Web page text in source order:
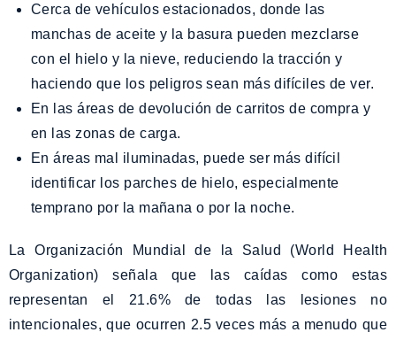
Cerca de vehículos estacionados, donde las
manchas de aceite y la basura pueden mezclarse
con el hielo y la nieve, reduciendo la tracción y
haciendo que los peligros sean más difíciles de ver.
En las áreas de devolución de carritos de compra y
en las zonas de carga.
En áreas mal iluminadas, puede ser más difícil
identificar los parches de hielo, especialmente
temprano por la mañana o por la noche.
La Organización Mundial de la Salud (World Health
Organization) señala que las caídas como estas
representan el 21.6% de todas las lesiones no
intencionales, que ocurren 2.5 veces más a menudo que